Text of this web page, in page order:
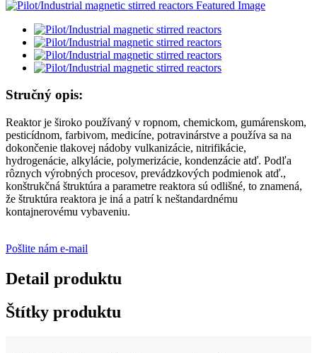
Stručný opis:
Reaktor je široko používaný v ropnom, chemickom, gumárenskom,
pesticídnom, farbivom, medicíne, potravinárstve a používa sa na
dokončenie tlakovej nádoby vulkanizácie, nitrifikácie,
hydrogenácie, alkylácie, polymerizácie, kondenzácie atď. Podľa
rôznych výrobných procesov, prevádzkových podmienok atď.,
konštrukčná štruktúra a parametre reaktora sú odlišné, to znamená,
že štruktúra reaktora je iná a patrí k neštandardnému
kontajnerovému vybaveniu.
Pošlite nám e-mail
Detail produktu
Štítky produktu